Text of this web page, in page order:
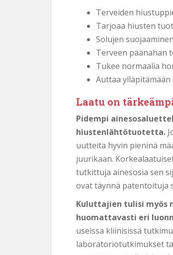
Terveiden
Tarjoaa hiusten
Solujen
Terveen päänahan
Tukee normaalia
Auttaa
Laatu on
Pidempi
hiustenlähtötuotetta.
uutteita hyvin pieninä
juurikaan.
tutkittuja ainesosia sen
ovat täynnä patentoituja
Kuluttajien tulisi myös
huomattavasti eri
useissa kliinisissä
laboratoriotutkimukset